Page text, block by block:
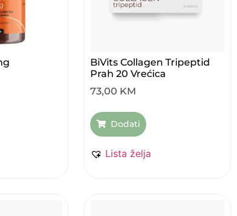
BiVits Collagen Tripeptid
Prah 20 Vrećica
73,00 KM
Dodati
Lista želja